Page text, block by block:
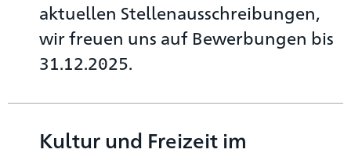
aktuellen Stellenausschreibungen,
wir freuen uns auf Bewerbungen bis
31.12.2025.
Kultur und Freizeit im